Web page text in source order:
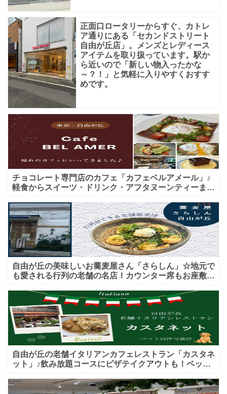
正面口ロータリーからすぐ、カトレ
ア通りにある「セカンドストリート
自由が丘店」。メンズとレディース
アイテムを取り扱っています。駅か
ら近いので「新しい物入ったかな
～？！」と気軽に入りやすくおすす
めです。
チョコレート専門店のカフェ「カフェベルアメール」♪
軽食からスイーツ・ドリンク・アフタヌーンティーまで
自由が丘の美味しいお蕎麦屋さん「さらしん」☆地元で
も愛される行列の老舗の名店！カウンター席もお座敷も
自由が丘の老舗イタリアンカフェレストラン「カスタネ
ット」♪飲み放題コースにピザテイクアウトも！ペット